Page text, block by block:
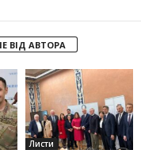
ВІД АВТОРА
Листи